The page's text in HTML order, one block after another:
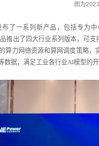
图为
了一系列新产品，包括专为中
推出了四大行业系列版本，可
算力网络资源和算网调度策略，
数据，满足工业各行业AI模型的开